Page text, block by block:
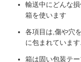
輸送中にどんな
箱を使います
各項目は,傷や穴
に包まれています.
箱は固い包装テ